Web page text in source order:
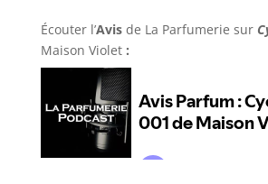
Écouter l’Avis de La Parfumerie sur
Maison Violet: